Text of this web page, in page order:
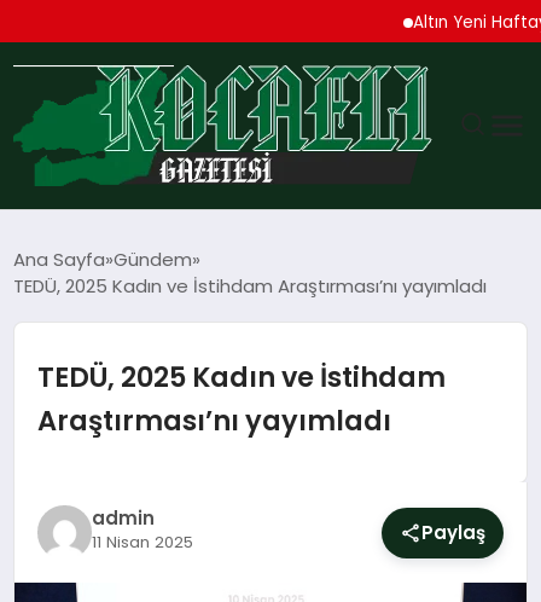
Altın Yeni Haftaya
TEKNOLOJI
EKONOMI
SPOR
SIYASET
Ana Sayfa Gündem
TEDÜ, 2025 Kadın ve İstihdam Araştırması’nı yayımladı
TEDÜ, 2025 Kadın ve İstihdam
Araştırması’nı yayımladı
admin
11 Nisan 2025 Paylaş